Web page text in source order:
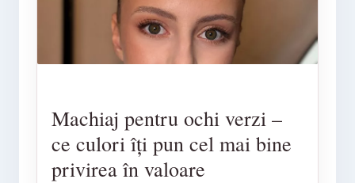
Machiaj pentru ochi verzi –
ce culori îți pun cel mai bine
privirea în valoare